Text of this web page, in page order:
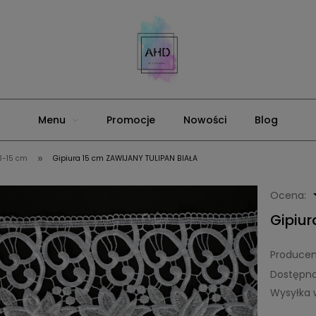
Menu Promocje Nowości Blog
15 cm » Gipiura 15 cm ZAWIJANY TULIPAN BIAŁA
Ocena:
Wysyłka